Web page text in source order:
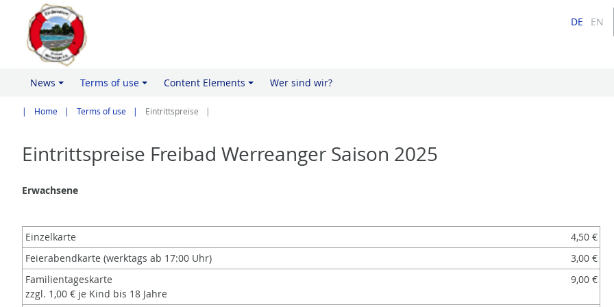
DE EN
News
Terms of use
Content Elements Wer sind wir?
Home Terms of use Eintrittspreise
Eintrittspreise Freibad Werreanger Saison 2025
Erwachsene
Einzelkarte
4,50 €
Feierabendkarte (werktags ab 17:00 Uhr)
3,00 €
Familientageskarte
zzgl. 1,00 € je Kind bis 18 Jahre
9,00 €